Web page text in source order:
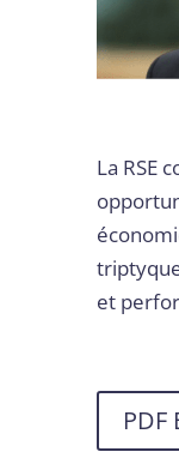
La RSE
et
PDF